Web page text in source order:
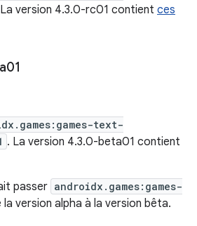
version 4.3.0-rc01 contient ces
text-
. La version 4.3.0-beta01 contient
passer androidx.games:games-
la version alpha à la version bêta.